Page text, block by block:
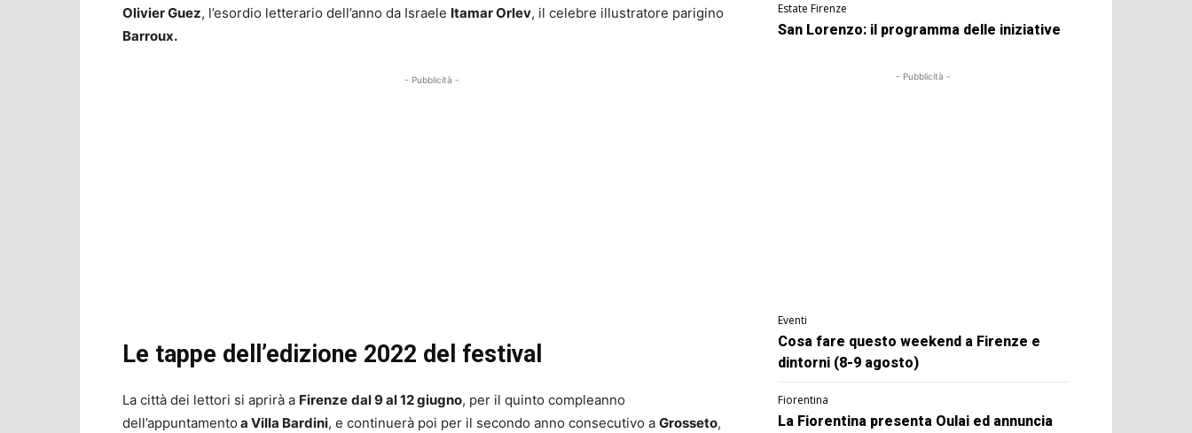
Olivier Guez, l’esordio letterario dell’anno da Israele Itamar Orlev, il celebre illustratore parigino
Barroux.
- Pubblicità -
Le tappe dell’edizione 2022 del festival
La città dei lettori si aprirà a Firenze dal 9 al 12 giugno, per il quinto compleanno
dell’appuntamento a Villa Bardini, e continuerà poi per il secondo anno consecutivo a Grosseto,
Estate Firenze
San Lorenzo: il programma delle iniziative
- Pubblicità -
Eventi
Cosa fare questo weekend a Firenze e
dintorni (8-9 agosto)
Fiorentina
La Fiorentina presenta Oulai ed annuncia